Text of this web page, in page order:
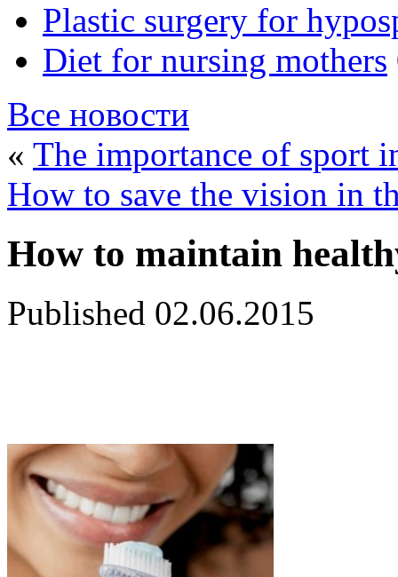
Plastic surgery for
Diet for nursing mothers
Все новости
« The importance of sport
How to save the vision in
How to maintain
Published 02.06.2015